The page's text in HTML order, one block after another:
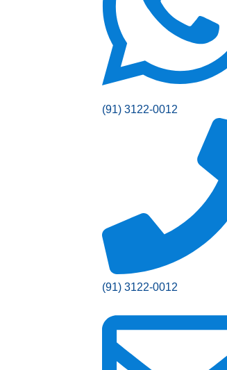
(91) 3122-0012
(91) 3122-0012